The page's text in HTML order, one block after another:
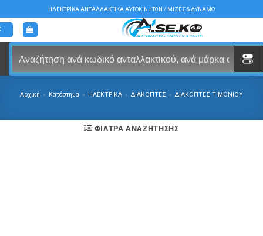
στο
περιεχόμενο
ΗΛΕΚΤΡΙΚΑ ΑΝΤΑΛΛΑΚΤΙΚΑ ΑΥΤΟΚΙΝΗΤΩΝ / ΜΙΖΕΣ & ΔΥΝΑΜΟ
Αρχική » Κατάστημα » ΗΛΕΚΤΡΙΚΑ » ΔΙΑΚΟΠΤΕΣ » ΔΙΑΚΟΠΤΕΣ ΤΙΜΟΝΙΟΥ
ΦΊΛΤΡΑ ΑΝΑΖΉΤΗΣΗΣ